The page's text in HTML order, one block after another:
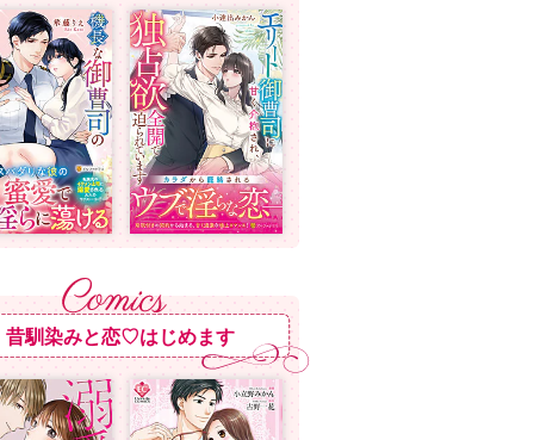
昔馴染みと恋♡はじめます